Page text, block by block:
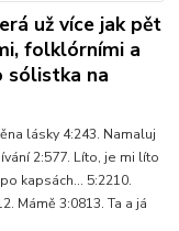
už více jak pět
folklórními a
sólistka na
lásky 4:243. Namaluj
2:577. Líto, je mi líto
kapsách... 5:2210.
Mámě 3:0813. Ta a já